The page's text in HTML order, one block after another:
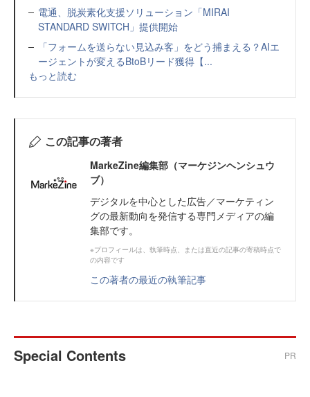
電通、脱炭素化支援ソリューション「MIRAI
STANDARD SWITCH」提供開始
「フォームを送らない見込み客」をどう捕まえる？AIエ
ージェントが変えるBtoBリード獲得【...
もっと読む
この記事の著者
MarkeZine編集部（マーケジンヘンシュウ
ブ）
デジタルを中心とした広告／マーケティン
グの最新動向を発信する専門メディアの編
集部です。
※プロフィールは、執筆時点、または直近の記事の寄稿時点で
の内容です
この著者の最近の執筆記事
Special Contents PR